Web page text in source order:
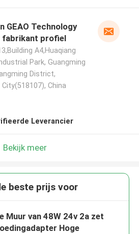
GEAO Technology
fabrikant profiel
A4,Huaqiang
Park, Guangming
District,
China
Leverancier
Bekijk meer
beste prijs voor
Muur van 48W 24v 2a zet
Hoge